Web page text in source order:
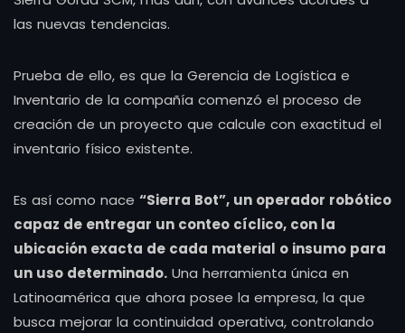
las nuevas tendencias.
Prueba de ello, es que la Gerencia de Logística e
Inventario de la compañía comenzó el proceso de
creación de un proyecto que calcule con exactitud el
inventario físico existente.
Es así como nace “Sierra Bot”, un operador robótico
capaz de entregar un conteo cíclico, con la
ubicación exacta de cada material o insumo para
un uso determinado. Una herramienta única en
Latinoamérica que ahora posee la empresa, la que
busca mejorar la continuidad operativa, controlando